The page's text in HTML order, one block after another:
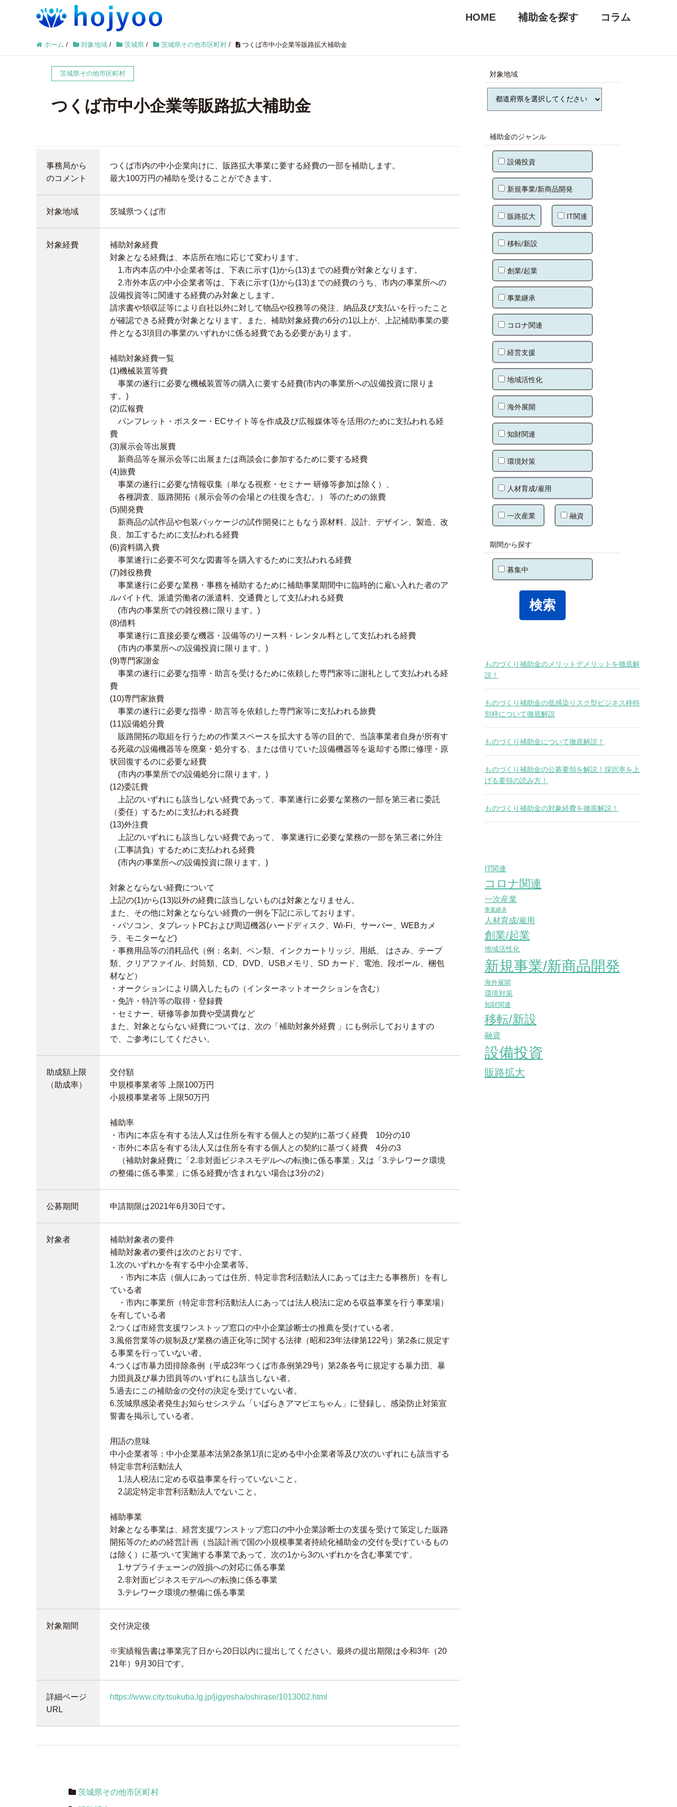
HOME 補助金を探す コラム
ホーム / 対象地域 / 茨城県 / 茨城県その他市区町村 / つくば市中小企業等販路拡大補助金
茨城県その他市区町村
つくば市中小企業等販路拡大補助金
事務局から
のコメント
つくば市内の中小企業向けに、販路拡大事業に要する経費の一部を補助します。
最大100万円の補助を受けることができます。
対象地域 茨城県つくば市
対象経費
補助対象経費
対象となる経費は、本店所在地に応じて変わります。
1.市内本店の中小企業者等は、下表に示す(1)から(13)までの経費が対象となります。
2.市外本店の中小企業者等は、下表に示す(1)から(13)までの経費のうち、市内の事業所への
設備投資等に関連する経費のみ対象とします。
請求書や領収証等により自社以外に対して物品や役務等の発注、納品及び支払いを行ったこと
が確認できる経費が対象となります。また、補助対象経費の6分の1以上が、上記補助事業の要
件となる3項目の事業のいずれかに係る経費である必要があります。
補助対象経費一覧
(1)機械装置等費
事業の遂行に必要な機械装置等の購入に要する経費(市内の事業所への設備投資に限りま
す。)
(2)広報費
パンフレット・ポスター・ECサイト等を作成及び広報媒体等を活用のために支払われる経
費
(3)展示会等出展費
新商品等を展示会等に出展または商談会に参加するために要する経費
(4)旅費
事業の遂行に必要な情報収集（単なる視察・セミナー 研修等参加は除く）、
各種調査、販路開拓（展示会等の会場との往復を含む。） 等のための旅費
(5)開発費
新商品の試作品や包装パッケージの試作開発にともなう原材料、設計、デザイン、製造、改
良、加工するために支払われる経費
(6)資料購入費
事業遂行に必要不可欠な図書等を購入するために支払われる経費
(7)雑役務費
事業遂行に必要な業務・事務を補助するために補助事業期間中に臨時的に雇い入れた者のア
ルバイト代、派遣労働者の派遣料、交通費として支払われる経費
(市内の事業所での雑役務に限ります。)
(8)借料
事業遂行に直接必要な機器・設備等のリース料・レンタル料として支払われる経費
(市内の事業所への設備投資に限ります。)
(9)専門家謝金
事業の遂行に必要な指導・助言を受けるために依頼した専門家等に謝礼として支払われる経
費
(10)専門家旅費
事業の遂行に必要な指導・助言等を依頼した専門家等に支払われる旅費
(11)設備処分費
販路開拓の取組を行うための作業スペースを拡大する等の目的で、当該事業者自身が所有す
る死蔵の設備機器等を廃棄・処分する、または借りていた設備機器等を返却する際に修理・原
状回復するのに必要な経費
(市内の事業所での設備処分に限ります。)
(12)委託費
上記のいずれにも該当しない経費であって、事業遂行に必要な業務の一部を第三者に委託
（委任）するために支払われる経費
(13)外注費
上記のいずれにも該当しない経費であって、 事業遂行に必要な業務の一部を第三者に外注
（工事請負）するために支払われる経費
(市内の事業所への設備投資に限ります。)
対象とならない経費について
上記の(1)から(13)以外の経費に該当しないものは対象となりません。
また、その他に対象とならない経費の一例を下記に示しております。
・パソコン、タブレットPCおよび周辺機器(ハードディスク、Wi-Fi、サーバー、WEBカメ
ラ、モニターなど)
・事務用品等の消耗品代（例：名刺、ペン類、インクカートリッジ、用紙、 はさみ、テープ
類、クリアファイル、封筒類、CD、DVD、USBメモリ、SD カード、電池、段ボール、梱包
材など）
・オークションにより購入したもの（インターネットオークションを含む）
・免許・特許等の取得・登録費
・セミナー、研修等参加費や受講費など
また、対象とならない経費については、次の「補助対象外経費 」にも例示しておりますの
で、ご参考にしてください。
助成額上限
（助成率）
交付額
中規模事業者等 上限100万円
小規模事業者等 上限50万円
補助率
・市内に本店を有する法人又は住所を有する個人との契約に基づく経費 10分の10
・市外に本店を有する法人又は住所を有する個人との契約に基づく経費 4分の3
（補助対象経費に「2.非対面ビジネスモデルへの転換に係る事業」又は「3.テレワーク環境
の整備に係る事業」に係る経費が含まれない場合は3分の2）
公募期間 申請期限は2021年6月30日です｡
対象者
補助対象者の要件
補助対象者の要件は次のとおりです。
1.次のいずれかを有する中小企業者等。
・市内に本店（個人にあっては住所、特定非営利活動法人にあっては主たる事務所）を有し
ている者
・市内に事業所（特定非営利活動法人にあっては法人税法に定める収益事業を行う事業場）
を有している者
2.つくば市経営支援ワンストップ窓口の中小企業診断士の推薦を受けている者。
3.風俗営業等の規制及び業務の適正化等に関する法律（昭和23年法律第122号）第2条に規定す
る事業を行っていない者。
4.つくば市暴力団排除条例（平成23年つくば市条例第29号）第2条各号に規定する暴力団、暴
力団員及び暴力団員等のいずれにも該当しない者。
5.過去にこの補助金の交付の決定を受けていない者。
6.茨城県感染者発生お知らせシステム「いばらきアマビエちゃん」に登録し、感染防止対策宣
誓書を掲示している者。
用語の意味
中小企業者等：中小企業基本法第2条第1項に定める中小企業者等及び次のいずれにも該当する
特定非営利活動法人
1.法人税法に定める収益事業を行っていないこと。
2.認定特定非営利活動法人でないこと。
補助事業
対象となる事業は、経営支援ワンストップ窓口の中小企業診断士の支援を受けて策定した販路
開拓等のための経営計画（当該計画で国の小規模事業者持続化補助金の交付を受けているもの
は除く）に基づいて実施する事業であって、次の1から3のいずれかを含む事業です。
1.サプライチェーンの毀損への対応に係る事業
2.非対面ビジネスモデルへの転換に係る事業
3.テレワーク環境の整備に係る事業
対象期間 交付決定後
※実績報告書は事業完了日から20日以内に提出してください。最終の提出期限は令和3年（20
21年）9月30日です。
詳細ページ
URL
https://www.city.tsukuba.lg.jp/jigyosha/oshirase/1013002.html
茨城県その他市区町村
対象地域
補助金のジャンル
設備投資
新規事業/新商品開発
販路拡大 IT関連
移転/新設
創業/起業
事業継承
コロナ関連
経営支援
地域活性化
海外展開
知財関連
環境対策
人材育成/雇用
一次産業 融資
期間から探す
募集中
ものづくり補助金のメリットデメリットを徹底解
説！
ものづくり補助金の低感染リスク型ビジネス枠特
別枠について徹底解説
ものづくり補助金について徹底解説！
ものづくり補助金の公募要領を解説！採択率を上
げる要領の読み方！
ものづくり補助金の対象経費を徹底解説！
IT関連
コロナ関連
一次産業
事業継承
人材育成/雇用
創業/起業
地域活性化
新規事業/新商品開発
海外展開
環境対策
知財関連
移転/新設
融資
設備投資
販路拡大